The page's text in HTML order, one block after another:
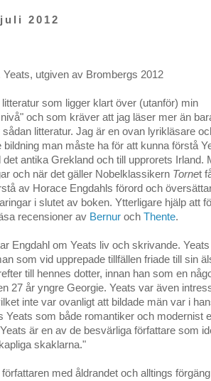
2012
utgiven av Brombergs 2012
litteratur som ligger klart över (utanför) min
och som kräver att jag läser mer än
litteratur. Jag är en ovan lyrikläsare
bildning man måste ha för att kunna förstå
det antika Grekland och till upprorets Irland.
och när det gäller Nobelklassikern Tornet
av Horace Engdahls förord och
i slutet av boken. Ytterligare hjälp att
recensioner av Bernur och Thente.
Engdahl om Yeats liv och skrivande.
som vid upprepade tillfällen friade till sin
till hennes dotter, innan han som en
27 år yngre Georgie. Yeats var även
inte var ovanligt att bildade män var i
Yeats som både romantiker och modernist
är en av de besvärliga författare som
skaklarna."
med åldrandet och alltings